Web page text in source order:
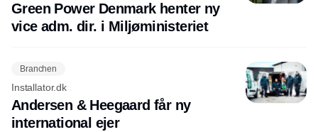
Green Power Denmark henter ny
vice adm. dir. i Miljøministeriet
Branchen
Installator.dk
Andersen & Heegaard får ny
international ejer